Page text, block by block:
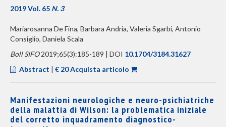
2019 Vol. 65 N. 3
Mariarosanna De Fina, Barbara Andria, Valeria Sgarbi, Antonio
Consiglio, Daniela Scala
Boll SIFO2019;65(3):185-189 | DOI 10.1704/3184.31627
Abstract | € 20 Acquista articolo
Manifestazioni neurologiche e neuro-psichiatriche
della malattia di Wilson: la problematica iniziale
del corretto inquadramento diagnostico-